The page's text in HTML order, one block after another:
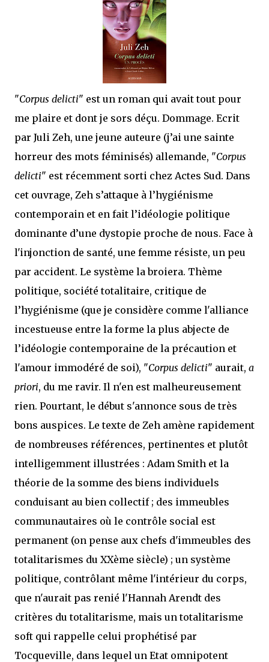
mettre sous tous les yeux. C'est cela...
"Corpus delicti" est un roman qui avait tout pour
me plaire et dont je sors déçu. Dommage. Ecrit
par Juli Zeh, une jeune auteure (j’ai une sainte
horreur des mots féminisés) allemande, "Corpus
delicti" est récemment sorti chez Actes Sud. Dans
cet ouvrage, Zeh s’attaque à l’hygiénisme
contemporain et en fait l’idéologie politique
dominante d’une dystopie proche de nous. Face à
l'injonction de santé, une femme résiste, un peu
par accident. Le système la broiera. Thème
politique, société totalitaire, critique de
l’hygiénisme (que je considère comme l'alliance
incestueuse entre la forme la plus abjecte de
l’idéologie contemporaine de la précaution et
l'amour immodéré de soi), "Corpus delicti" aurait, a
priori, du me ravir. Il n'en est malheureusement
rien. Pourtant, le début s'annonce sous de très
bons auspices. Le texte de Zeh amène rapidement
de nombreuses références, pertinentes et plutôt
intelligemment illustrées : Adam Smith et la
théorie de la somme des biens individuels
conduisant au bien collectif ; des immeubles
communautaires où le contrôle social est
permanent (on pense aux chefs d'immeubles des
totalitarismes du XXème siècle) ; un système
politique, contrôlant même l'intérieur du corps,
que n'aurait pas renié l'Hannah Arendt des
critères du totalitarisme, mais un totalitarisme
soft qui rappelle celui prophétisé par
Tocqueville, dans lequel un Etat omnipotent